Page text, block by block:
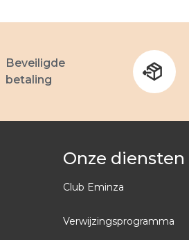
Beveiligde
betaling
Onze diensten
Club Eminza
Verwijzingsprogramma